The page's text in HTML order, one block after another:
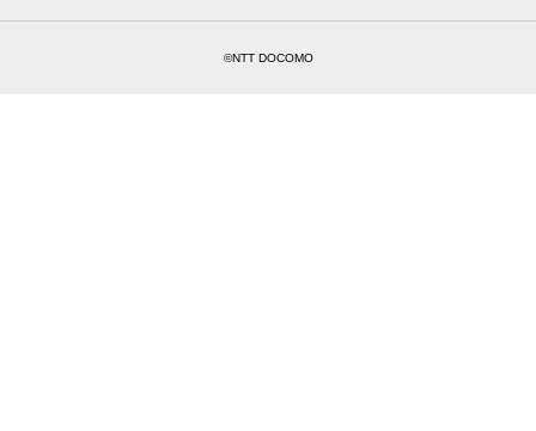
©NTT DOCOMO